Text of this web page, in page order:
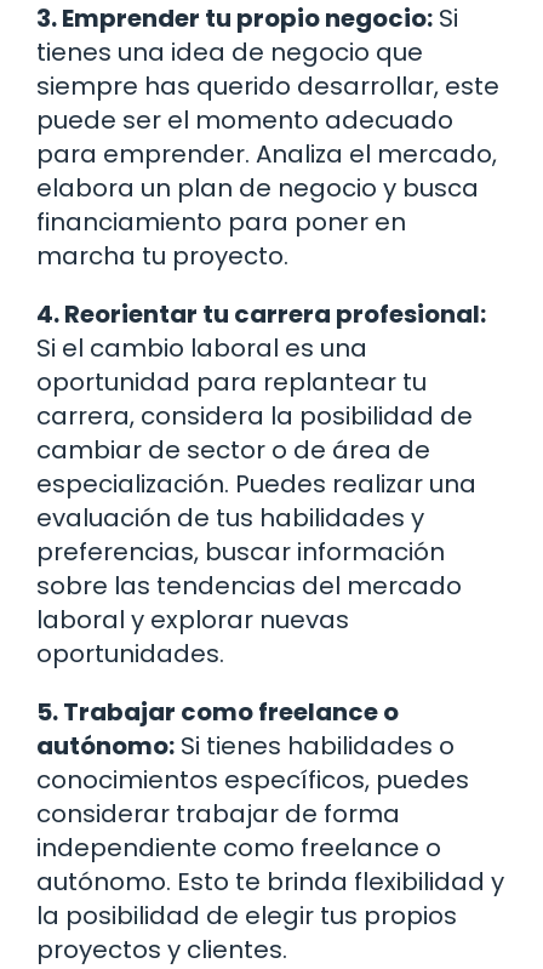
3. Emprender tu propio negocio: Si
tienes una idea de negocio que
siempre has querido desarrollar, este
puede ser el momento adecuado
para emprender. Analiza el mercado,
elabora un plan de negocio y busca
financiamiento para poner en
marcha tu proyecto.
4. Reorientar tu carrera profesional:
Si el cambio laboral es una
oportunidad para replantear tu
carrera, considera la posibilidad de
cambiar de sector o de área de
especialización. Puedes realizar una
evaluación de tus habilidades y
preferencias, buscar información
sobre las tendencias del mercado
laboral y explorar nuevas
oportunidades.
5. Trabajar como freelance o
autónomo: Si tienes habilidades o
conocimientos específicos, puedes
considerar trabajar de forma
independiente como freelance o
autónomo. Esto te brinda flexibilidad y
la posibilidad de elegir tus propios
proyectos y clientes.